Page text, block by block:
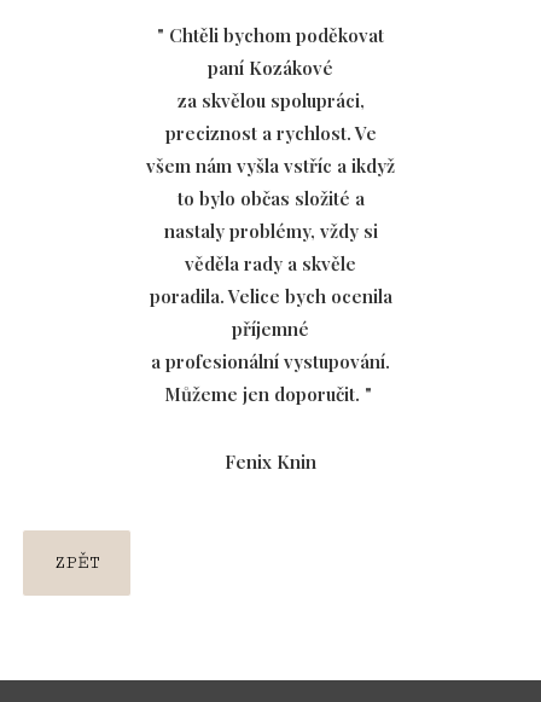
" Chtěli bychom poděkovat
paní Kozákové
za skvělou spolupráci,
preciznost a rychlost. Ve
všem nám vyšla vstříc a ikdyž
to bylo občas složité a
nastaly problémy, vždy si
věděla rady a skvěle
poradila. Velice bych ocenila
příjemné
a profesionální vystupování.
Můžeme jen doporučit. "
Fenix Knin
ZPĚT